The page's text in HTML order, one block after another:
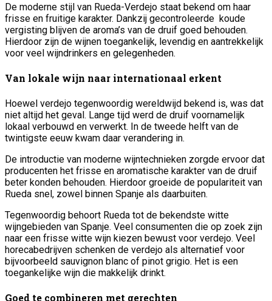
De moderne stijl van Rueda-Verdejo staat bekend om haar
frisse en fruitige karakter. Dankzij gecontroleerde koude
vergisting blijven de aroma’s van de druif goed behouden.
Hierdoor zijn de wijnen toegankelijk, levendig en aantrekkelijk
voor veel wijndrinkers en gelegenheden.
Van lokale wijn naar internationaal erkent
Hoewel verdejo tegenwoordig wereldwijd bekend is, was dat
niet altijd het geval. Lange tijd werd de druif voornamelijk
lokaal verbouwd en verwerkt. In de tweede helft van de
twintigste eeuw kwam daar verandering in.
De introductie van moderne wijntechnieken zorgde ervoor dat
producenten het frisse en aromatische karakter van de druif
beter konden behouden. Hierdoor groeide de populariteit van
Rueda snel, zowel binnen Spanje als daarbuiten.
Tegenwoordig behoort Rueda tot de bekendste witte
wijngebieden van Spanje. Veel consumenten die op zoek zijn
naar een frisse witte wijn kiezen bewust voor verdejo. Veel
horecabedrijven schenken de verdejo als alternatief voor
bijvoorbeeld sauvignon blanc of pinot grigio. Het is een
toegankelijke wijn die makkelijk drinkt.
Goed te combineren met gerechten